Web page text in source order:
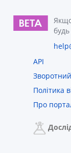
API
Політика
Про